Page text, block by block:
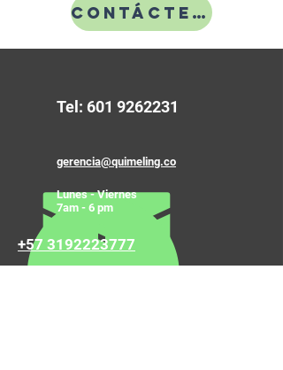
Contáctenos
Tel: 601 9262231
gerencia@quimeling.co
Lunes - Viernes
7am - 6 pm
+57 3192223777